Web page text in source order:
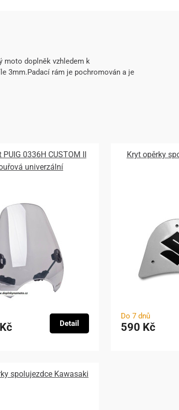
moto doplněk vzhledem k
3mm.Padací rám je pochromován a je
PUIG 0336H CUSTOM II
univerzální
Detail
Kryt opěrky
Do 7 dnů
590 Kč
spolujezdce Kawasaki